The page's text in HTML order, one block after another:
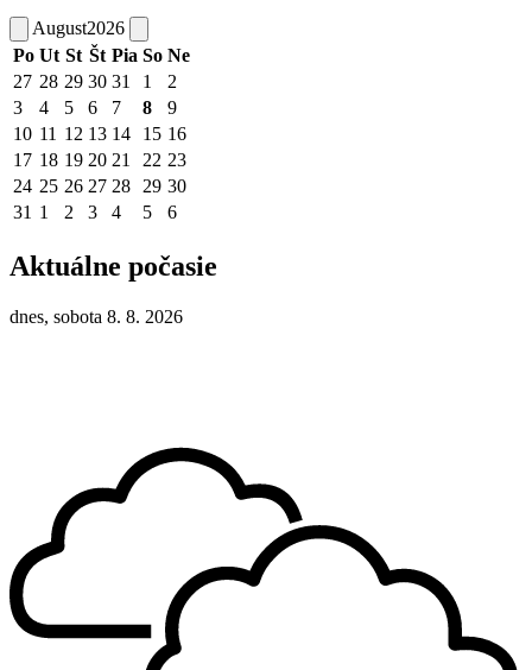
August2026
Po Ut St Št Pia So Ne
27 28 29 30 31 1
2
3
4 5 6 7 8
9
10 11 12 13 14 15 16
17 18 19 20 21 22 23
24 25 26 27 28 29 30
31 1 2 3 4 5 6
Aktuálne počasie
dnes, sobota 8. 8. 2026